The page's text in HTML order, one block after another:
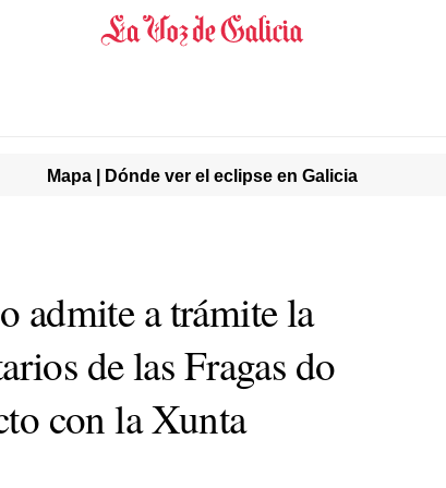
Mapa | Dónde ver el eclipse en Galicia
admite a trámite la
de las Fragas do
con la Xunta